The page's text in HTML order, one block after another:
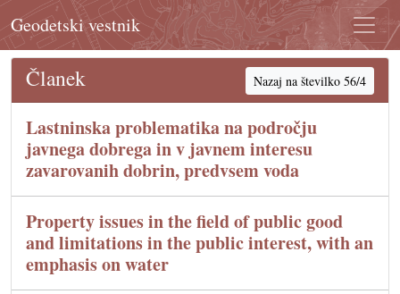
Geodetski vestnik
Članek Nazaj na številko 56/4
Lastninska problematika na področju
javnega dobrega in v javnem interesu
zavarovanih dobrin, predvsem voda
Property issues in the field of public good
and limitations in the public interest, with an
emphasis on water